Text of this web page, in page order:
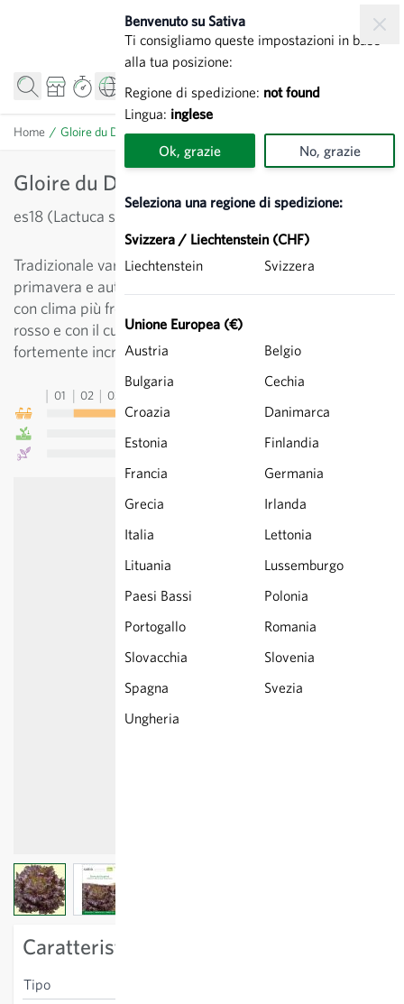
Benvenuto su Sativa
Ti consigliamo queste impostazioni in base
alla tua posizione:
Regione di spedizione: not found
Lingua: inglese
Ok, grazie No, grazie
Seleziona una regione di spedizione:
Svizzera / Liechtenstein (CHF)
Liechtenstein
Svizzera
Unione Europea (€)
Austria
Belgio
Bulgaria
Cechia
Croazia
Danimarca
Estonia
Finlandia
Francia
Germania
Grecia
Irlanda
Italia
Lettonia
Lituania
Lussemburgo
Paesi Bassi
Polonia
Portogallo
Romania
Slovacchia
Slovenia
Spagna
Svezia
Ungheria
Home / Gloire du Dauphiné - Batavia rossa
Gloire du Dauphiné - Batavia rossa
es18 (Lactuca sativa)
Tradizionale varietà di batavia per la coltivazione in
primavera e autunno. Particolarmente adatta alle regioni
con clima più fresco. Forma piante grandi, sfumate di
rosso e con il cuore verde pallido. Le foglie sono
fortemente increspate e particolarmente croccanti.
01 02 03
View larger imageView larger image
Caratteristiche specifiche della varietà
Tipo